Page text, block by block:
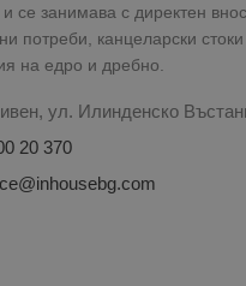
и се занимава с директен
потреби, канцеларски стоки
на едро и дребно.
ул. Илинденско
20 370